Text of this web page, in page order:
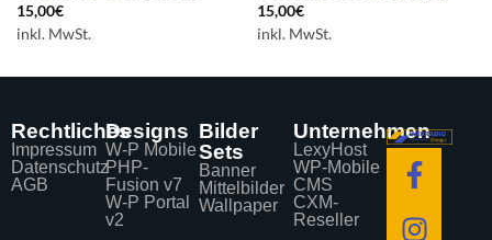
15,00€
inkl. MwSt.
15,00€
inkl. MwSt.
Rechtliches
Impressum
Datenschutz
AGB
Designs
W-P Mobile
PHP-
Fusion v7
W-P Portal
v2
Bilder
Sets
Banner
Mittelbilder
Wallpaper
Unternehmen
LexyHost
WP-Mobile
CMS
CXM-
Reseller